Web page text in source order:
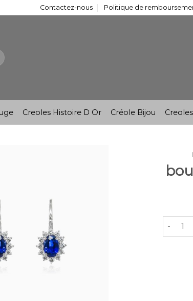
Contactez-nous Politique de
Creoles Histoire D Or Créole Bijou